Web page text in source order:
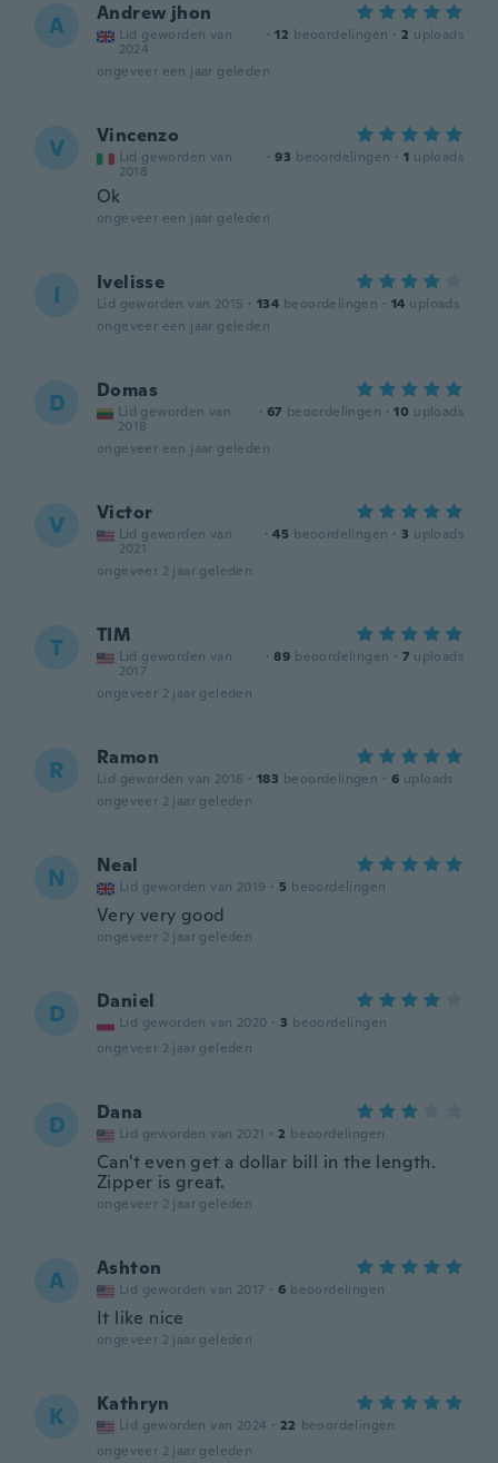
A Andrew jhon
Lid geworden van
2024
· 12 beoordelingen · 2 uploads
ongeveer een jaar geleden
V Vincenzo
Lid geworden van
2018
· 93 beoordelingen · 1 uploads
Ok
ongeveer een jaar geleden
I Ivelisse
Lid geworden van 2015 · 134 beoordelingen · 14 uploads
ongeveer een jaar geleden
D Domas
Lid geworden van
2018
· 67 beoordelingen · 10 uploads
ongeveer een jaar geleden
V Victor
Lid geworden van
2021
· 45 beoordelingen · 3 uploads
ongeveer 2 jaar geleden
T TIM
Lid geworden van
2017
· 89 beoordelingen · 7 uploads
ongeveer 2 jaar geleden
R Ramon
Lid geworden van 2016 · 183 beoordelingen · 6 uploads
ongeveer 2 jaar geleden
N Neal
Lid geworden van 2019 · 5 beoordelingen
Very very good
ongeveer 2 jaar geleden
D Daniel
Lid geworden van 2020 · 3 beoordelingen
ongeveer 2 jaar geleden
D Dana
Lid geworden van 2021 · 2 beoordelingen
Can't even get a dollar bill in the length.
Zipper is great.
ongeveer 2 jaar geleden
A Ashton
Lid geworden van 2017 · 6 beoordelingen
It like nice
ongeveer 2 jaar geleden
K Kathryn
Lid geworden van 2024 · 22 beoordelingen
ongeveer 2 jaar geleden